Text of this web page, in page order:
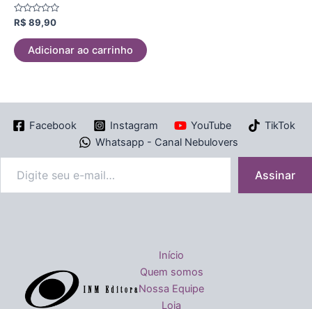
Avaliação
de
5
R$ 89,90
Adicionar ao carrinho
Facebook Instagram YouTube
TikTok
Whatsapp - Canal Nebulovers
Assinar
Início
Quem somos
Nossa Equipe
Loja